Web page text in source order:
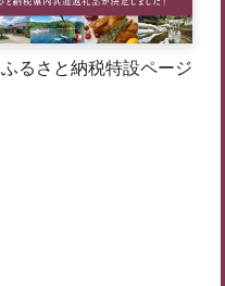
ふるさと納税特設ページ